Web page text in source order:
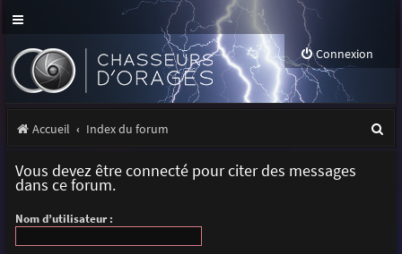
Connexion
Accueil Index du forum
Vous devez être connecté pour citer des messages
dans ce forum.
Nom d’utilisateur :